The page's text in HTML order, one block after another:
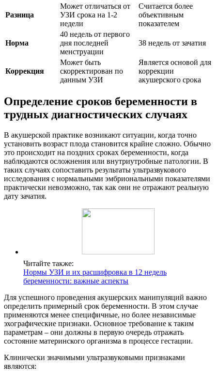
Разница
Может отличаться от
УЗИ срока на 1-2
недели
Считается более
объективным
показателем
Норма
40 недель от первого
дня последней
менструации
38 недель от зачатия
Коррекция
Может быть
скорректирован по
данным УЗИ
Является основой для
коррекции
акушерского срока
Определение сроков беременности в
трудных диагностических случаях
В акушерской практике возникают ситуации, когда точно
установить возраст плода становится крайне сложно. Обычно
это происходит на поздних сроках беременности, когда
наблюдаются осложнения или внутриутробные патологии. В
таких случаях сопоставить результаты ультразвукового
исследования с нормальными эмбриональными показателями
практически невозможно, так как они не отражают реальную
дату зачатия.
Читайте также:
Нормы УЗИ и их расшифровка в 12 недель
беременности: важные аспекты
Для успешного проведения акушерских манипуляций важно
определить примерный срок беременности. В этом случае
применяются менее специфичные, но более независимые
эхографические признаки. Основное требование к таким
параметрам – они должны в первую очередь отражать
состояние материнского организма в процессе гестации.
Клинически значимыми ультразвуковыми признаками
являются: